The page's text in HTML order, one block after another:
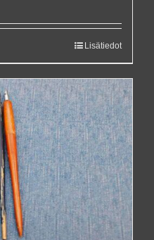
Lisätiedot